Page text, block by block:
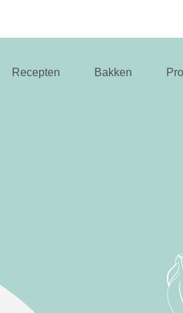
Recepten Bakken